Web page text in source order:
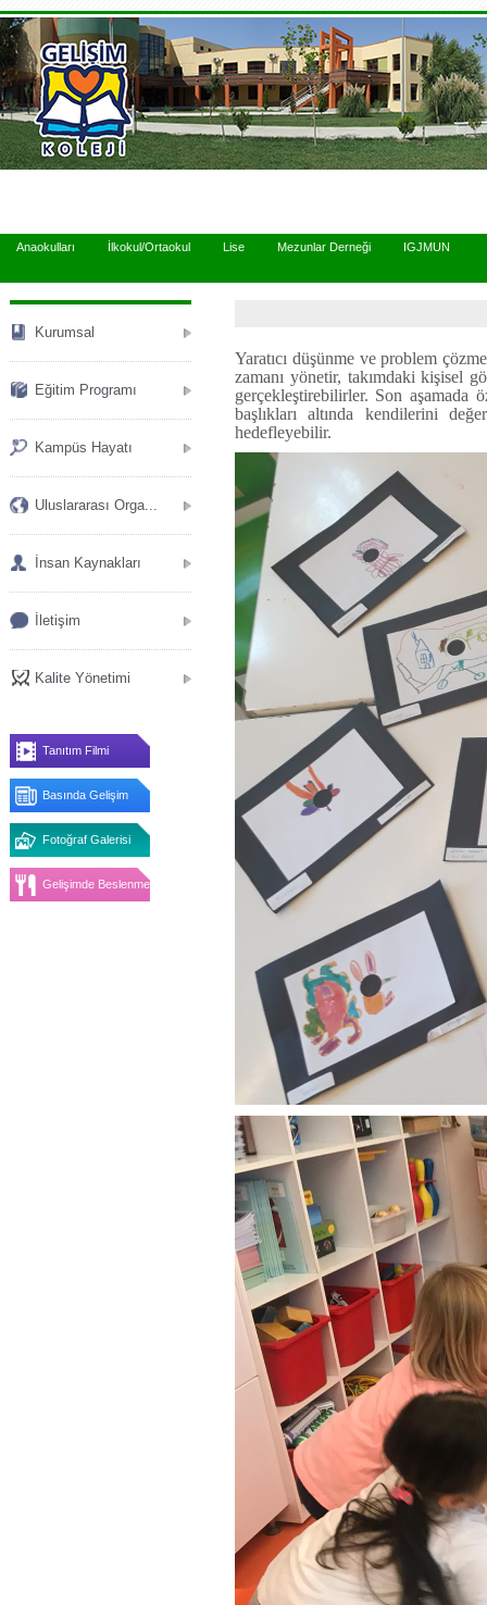
.
Anaokulları İlkokul/Ortaokul Lise Mezunlar Derneği IGJMUN
Kurumsal
Eğitim Programı
Kampüs Hayatı
Uluslararası Orga...
İnsan Kaynakları
İletişim
Kalite Yönetimi
Tanıtım Filmi
Basında Gelişim
Fotoğraf Galerisi
Gelişimde Beslenme
Yaratıcı düşünme ve problem
zamanı yönetir, takımdaki kişisel
gerçekleştirebilirler. Son aşamada
başlıkları altında kendilerini
hedefleyebilir.